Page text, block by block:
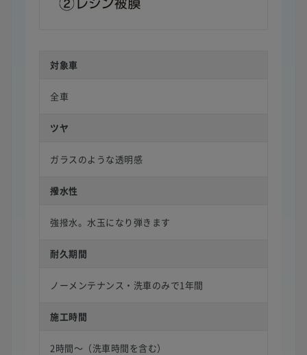
対象車
全車
ツヤ
ガラスのような透明感
撥水性
強撥水。水玉になり弾きます
耐久期間
ノーメンテナンス・洗車のみで1年間
施工時間
2時間〜（洗車時間を含む）